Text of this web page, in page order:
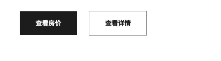
查看房价 查看详情